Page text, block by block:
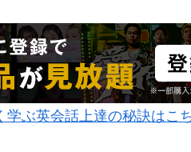
ぶ英会話上達の秘訣はこ